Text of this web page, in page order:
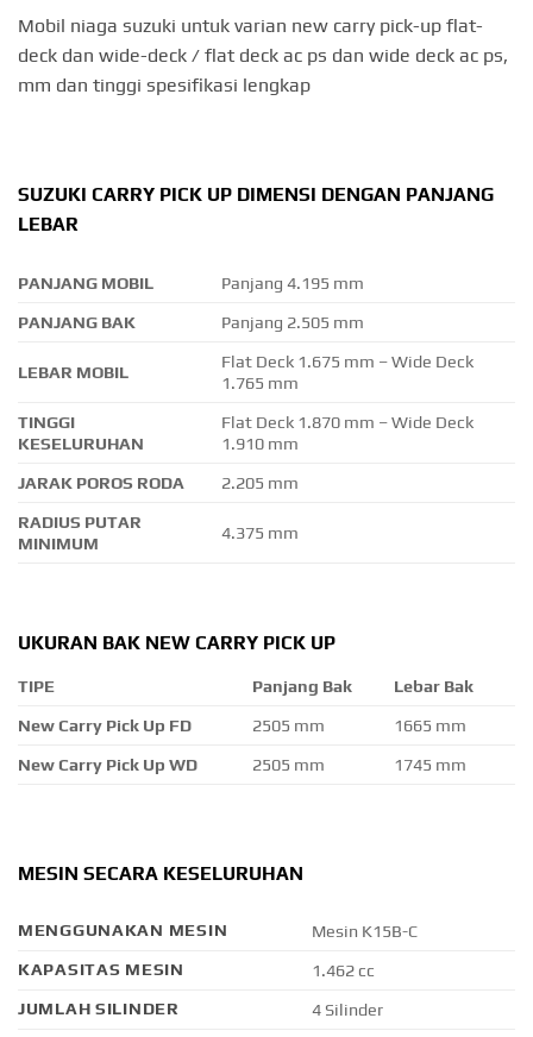
Mobil niaga suzuki untuk varian new carry pick-up flat-
deck dan wide-deck / flat deck ac ps dan wide deck ac ps,
mm dan tinggi spesifikasi lengkap
SUZUKI CARRY PICK UP DIMENSI DENGAN PANJANG
LEBAR
PANJANG MOBIL Panjang 4.195 mm
PANJANG BAK Panjang 2.505 mm
LEBAR MOBIL
Flat Deck 1.675 mm – Wide Deck
1.765 mm
TINGGI
KESELURUHAN
Flat Deck 1.870 mm – Wide Deck
1.910 mm
JARAK POROS RODA 2.205 mm
RADIUS PUTAR
MINIMUM
4.375 mm
UKURAN BAK NEW CARRY PICK UP
TIPE Panjang Bak Lebar Bak
New Carry Pick Up FD 2505 mm 1665 mm
New Carry Pick Up WD 2505 mm 1745 mm
MESIN SECARA KESELURUHAN
MENGGUNAKAN MESIN
Mesin K15B-C
KAPASITAS MESIN
1.462 cc
JUMLAH SILINDER
4 Silinder